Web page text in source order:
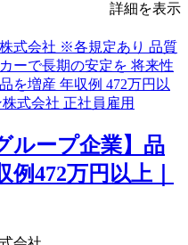
詳細を表示
ループ企業】品
472万円以上｜